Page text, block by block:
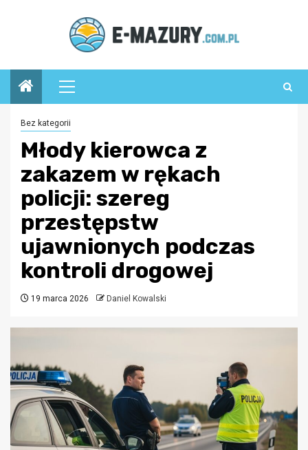
Menu
główne
Bez kategorii
Młody kierowca z
zakazem w rękach
policji: szereg
przestępstw
ujawnionych podczas
kontroli drogowej
19 marca 2026 Daniel Kowalski